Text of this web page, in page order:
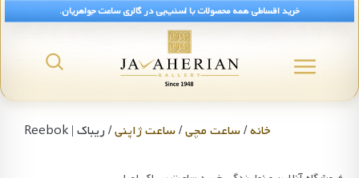
خرید ساعت ریباک Reebok و قیمت اصل
خرید اقساطی همه محصولات با اسنپ‌پی در گالری ساعت جواهریان.
خانه/ساعت مچی/ساعت ژاپنی/ ریباک | Reebok